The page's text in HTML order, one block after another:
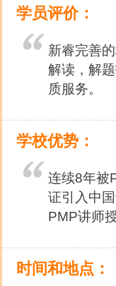
学员评价：
新睿完善
解读，解
质服务。
学校优势：
连续8年被
证引入中
PMP讲师授
时间和地点：